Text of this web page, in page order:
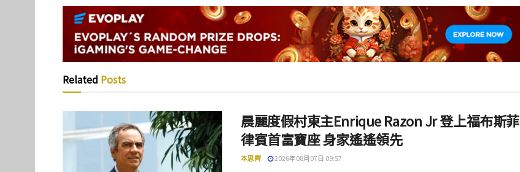
Related Posts
晨麗度假村東主Enrique Razon Jr 登上福布斯菲
律賓首富寶座 身家遙遙領先
本思齊 2026年08月07日 09:57